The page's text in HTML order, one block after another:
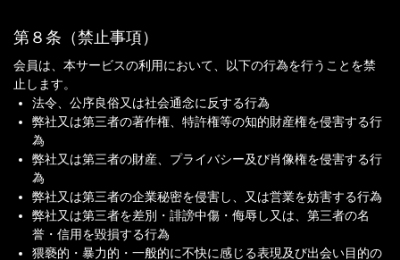
第８条（禁止事項）
会員は、本サービスの利用において、以下の行為を行うことを禁
止します。
法令、公序良俗又は社会通念に反する行為
弊社又は第三者の著作権、特許権等の知的財産権を侵害する行
為
弊社又は第三者の財産、プライバシー及び肖像権を侵害する行
為
弊社又は第三者の企業秘密を侵害し、又は営業を妨害する行為
弊社又は第三者を差別・誹謗中傷・侮辱し又は、第三者の名
誉・信用を毀損する行為
猥褻的・暴力的・一般的に不快に感じる表現及び出会い目的の